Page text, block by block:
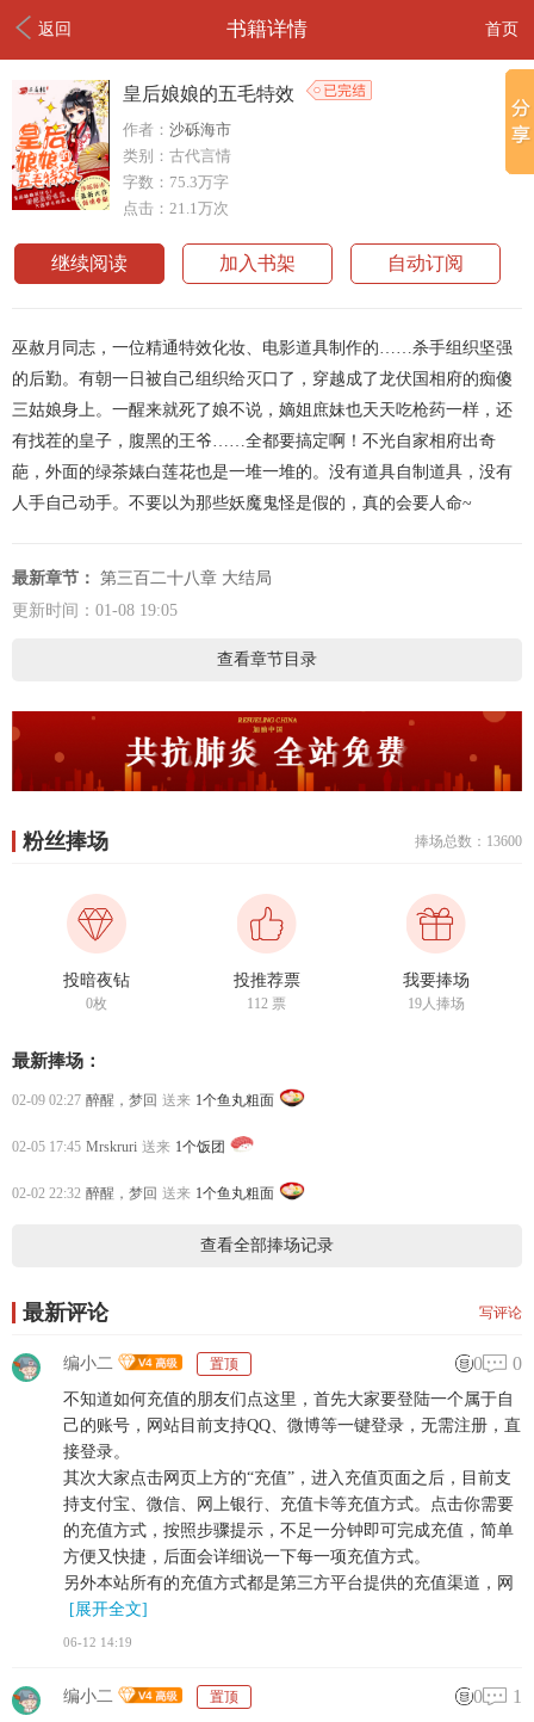
返回 书籍详情 首页
皇后娘娘的五毛特效
作者： 沙砾海市
类别：古代言情
字数：75.3万字
点击：21.1万次
继续阅读 加入书架 自动订阅
巫赦月同志，一位精通特效化妆、电影道具制作的……杀手组织坚强
的后勤。有朝一日被自己组织给灭口了，穿越成了龙伏国相府的痴傻
三姑娘身上。一醒来就死了娘不说，嫡姐庶妹也天天吃枪药一样，还
有找茬的皇子，腹黑的王爷……全都要搞定啊！不光自家相府出奇
葩，外面的绿茶婊白莲花也是一堆一堆的。没有道具自制道具，没有
人手自己动手。不要以为那些妖魔鬼怪是假的，真的会要人命~
最新章节： 第三百二十八章 大结局
更新时间：01-08 19:05
查看章节目录
粉丝捧场 捧场总数：13600
投暗夜钻
0枚
投推荐票
112 票
我要捧场
19人捧场
最新捧场：
02-09 02:27 醉醒，梦回 送来 1个鱼丸粗面
02-05 17:45 Mrskruri 送来 1个饭团
02-02 22:32 醉醒，梦回 送来 1个鱼丸粗面
查看全部捧场记录
最新评论 写评论
编小二 置顶 0 0
不知道如何充值的朋友们点这里，首先大家要登陆一个属于自
己的账号，网站目前支持QQ、微博等一键登录，无需注册，直
接登录。
其次大家点击网页上方的“充值”，进入充值页面之后，目前支
持支付宝、微信、网上银行、充值卡等充值方式。点击你需要
的充值方式，按照步骤提示，不足一分钟即可完成充值，简单
方便又快捷，后面会详细说一下每一项充值方式。
另外本站所有的充值方式都是第三方平台提供的充值渠道，网
[展开全文]
06-12 14:19
编小二 置顶 0 1